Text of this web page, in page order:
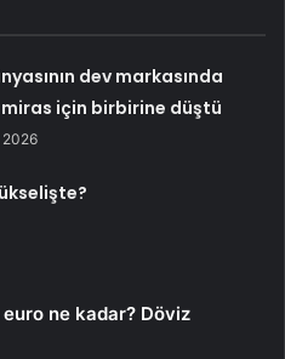
dev markasında
için birbirine düştü
2026
ne kadar? Döviz